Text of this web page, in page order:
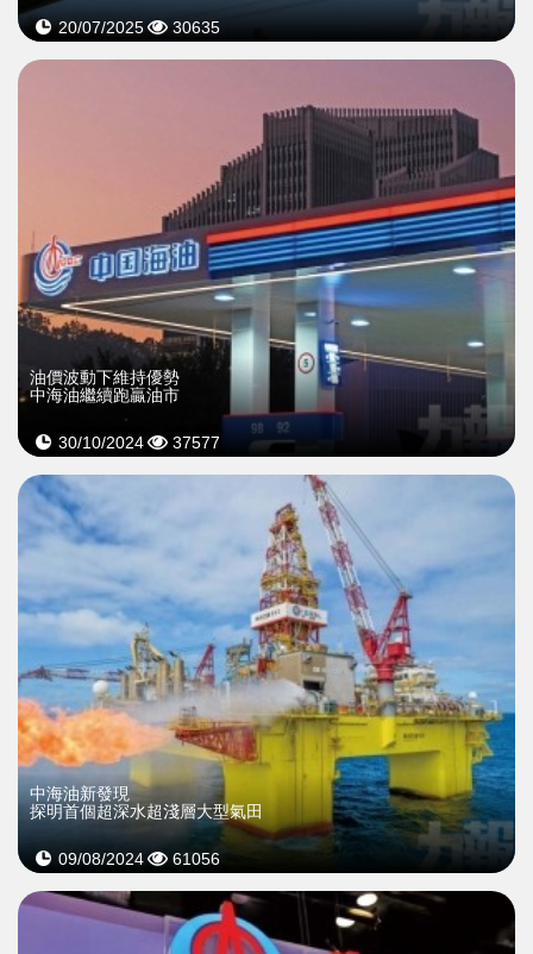
20/07/2025 30635
油價波動下維持優勢
中海油繼續跑贏油市
30/10/2024 37577
中海油新發現
探明首個超深水超淺層大型氣田
09/08/2024 61056